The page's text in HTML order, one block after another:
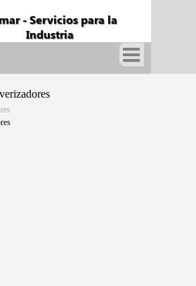
y Suministros de Cuchillas Industriales
- Servicios para la
Industria